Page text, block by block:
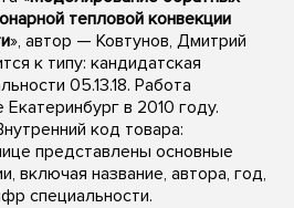
тепловой конвекции
», автор — Ковтунов, Дмитрий
к типу: кандидатская
05.13.18. Работа
в 2010 году.
код товара:
представлены основные
включая название, автора, год,
специальности.